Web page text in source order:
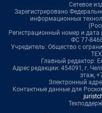
Сетевое
Зарегистрировано
информационных
Регистрационный номер и
ФС 77-
Учредитель: Общество с
Главный редактор:
Адрес редакции: 454091, г.
этаж,
Электронный
Контактные данные для